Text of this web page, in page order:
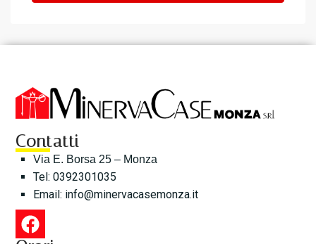
Contatti
Via E. Borsa 25 – Monza
Tel: 0392301035
Email: info@minervacasemonza.it